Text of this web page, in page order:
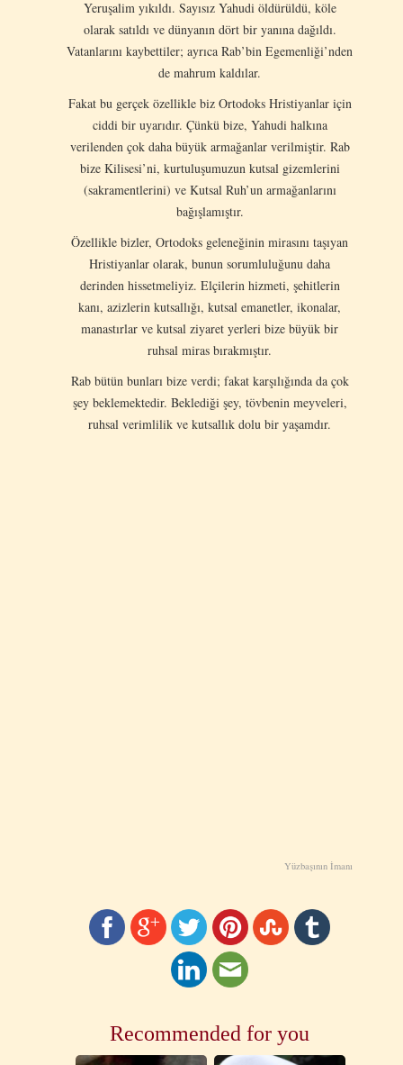
Yeruşalim yıkıldı. Sayısız Yahudi öldürüldü, köle
olarak satıldı ve dünyanın dört bir yanına dağıldı.
Vatanlarını kaybettiler; ayrıca Rab’bin Egemenliği’nden
de mahrum kaldılar.
Fakat bu gerçek özellikle biz Ortodoks Hristiyanlar için
ciddi bir uyarıdır. Çünkü bize, Yahudi halkına
verilenden çok daha büyük armağanlar verilmiştir. Rab
bize Kilisesi’ni, kurtuluşumuzun kutsal gizemlerini
(sakramentlerini) ve Kutsal Ruh’un armağanlarını
bağışlamıştır.
Özellikle bizler, Ortodoks geleneğinin mirasını taşıyan
Hristiyanlar olarak, bunun sorumluluğunu daha
derinden hissetmeliyiz. Elçilerin hizmeti, şehitlerin
kanı, azizlerin kutsallığı, kutsal emanetler, ikonalar,
manastırlar ve kutsal ziyaret yerleri bize büyük bir
ruhsal miras bırakmıştır.
Rab bütün bunları bize verdi; fakat karşılığında da çok
şey beklemektedir. Beklediği şey, tövbenin meyveleri,
ruhsal verimlilik ve kutsallık dolu bir yaşamdır.
Yüzbaşının İmanı
Recommended for you